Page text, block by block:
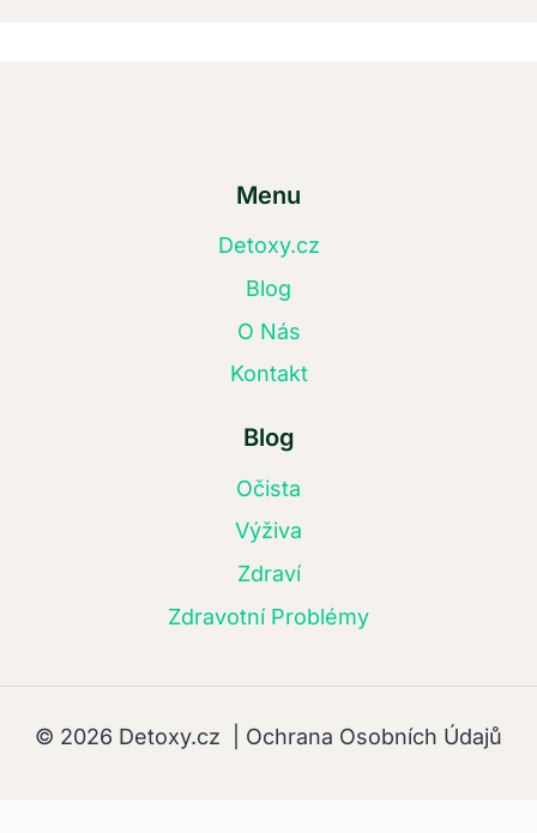
Menu
Detoxy.cz
Blog
O Nás
Kontakt
Blog
Očista
Výživa
Zdraví
Zdravotní Problémy
© 2026 Detoxy.cz | Ochrana Osobních Údajů